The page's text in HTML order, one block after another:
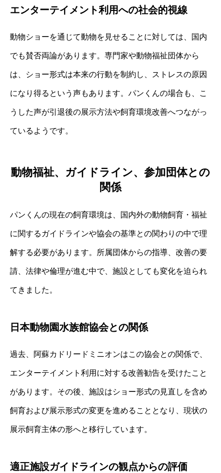
エンターテイメント利用への社会的視線
動物ショーを通じて動物を見せることに対しては、国内
でも賛否両論があります。専門家や動物福祉団体から
は、ショー形式は本来の行動を制約し、ストレスの原因
になり得るという声もあります。パンくんの場合も、こ
うした声が引退後の展示方法や飼育環境改善へつながっ
ているようです。
動物福祉、ガイドライン、参加団体との
関係
パンくんの現在の飼育環境は、国内外の動物飼育・福祉
に関するガイドラインや協会の基準との関わりの中で理
解する必要があります。所属団体からの指導、改善の要
請、法律や倫理が進む中で、施設としても変化を迫られ
てきました。
日本動物園水族館協会との関係
過去、阿蘇カドリードミニオンはこの協会との関係で、
エンターテイメント利用に対する改善勧告を受けたこと
があります。その後、施設はショー形式の見直しを含め
飼育および展示形式の変更を進めることとなり、現状の
展示飼育主体の形へと移行しています。
適正施設ガイドラインの観点からの評価